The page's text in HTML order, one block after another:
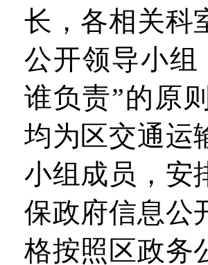
长，各相关科
公开领导小组
谁负责”的原
均为区交通运
小组成员，安
保政府信息公
格按照区政务